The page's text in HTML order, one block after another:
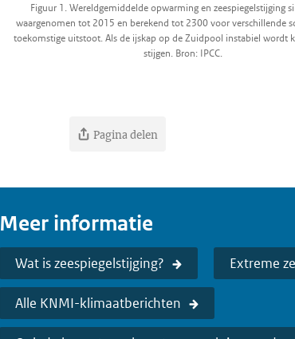
Figuur 1. Wereldgemiddelde opwarming en zeespiegelstijging
waargenomen tot 2015 en berekend tot 2300 voor verschillende
toekomstige uitstoot. Als de ijskap op de Zuidpool instabiel wordt
stijgen. Bron: IPCC.
Pagina delen
Meer informatie
Wat is zeespiegelstijging? Extreme
Alle KNMI-klimaatberichten